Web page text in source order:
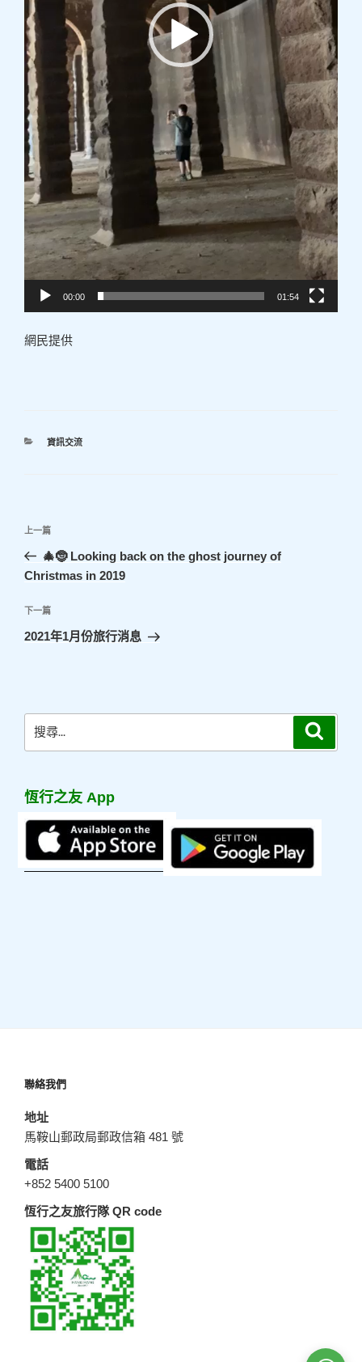
00:00 01:54
網民提供
分
資訊交流
文
導
上
一
篇
章
上一篇
🎄🤶 Looking back on the ghost journey of
Christmas in 2019
下
一
下一篇
2021年1月份旅行消息
尋
字:
恆行之友 App
聯絡我們
地址
馬鞍山郵政局郵政信箱 481 號
電話
+852 5400 5100
恆行之友旅行隊 QR code